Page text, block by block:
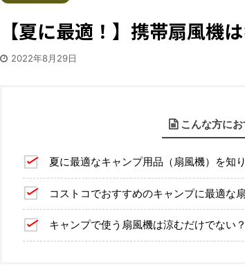
【夏に最適！】携帯扇風機
2022年8月29日
こんな方に
夏に最適なキャンプ用品（扇風機）を知
コストコでおすすめのキャンプに最適な
キャンプで使う扇風機は涼むだけでない